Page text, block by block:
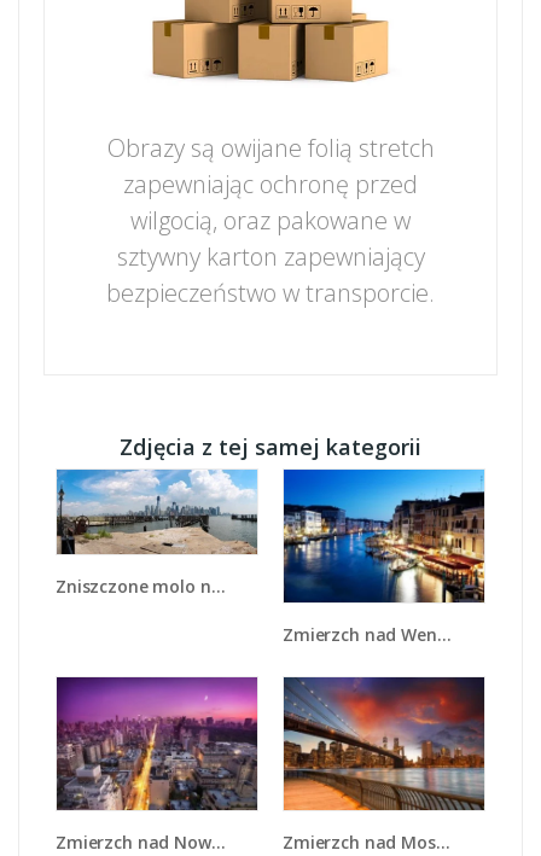
Obrazy są owijane folią stretch
zapewniając ochronę przed
wilgocią, oraz pakowane w
sztywny karton zapewniający
bezpieczeństwo w transporcie.
Zdjęcia z tej samej kategorii
Zniszczone molo na tle miasta - AM661
Zmierzch nad Wenecją - AM389
Zmierzch nad Nowym Jorkiem - AM657 Zmierzch nad Mostem Brooklińskim - AM793